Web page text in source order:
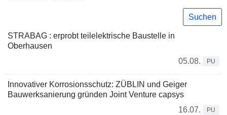
Suchen
STRABAG : erprobt teilelektrische Baustelle in
Oberhausen
05.08.
PU
Innovativer Korrosionsschutz: ZÜBLIN und Geiger
Bauwerksanierung gründen Joint Venture capsys
16.07.
PU